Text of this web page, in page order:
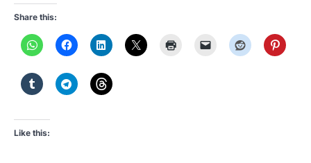
Share this:
Like this: